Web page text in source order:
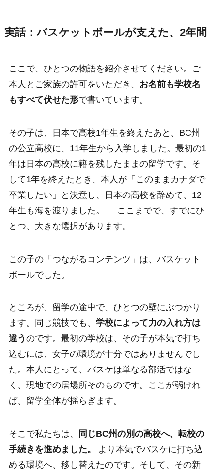
実話：バスケットボールが支えた、2年間
ここで、ひとつの物語を紹介させてください。ご
本人とご家族の許可をいただき、 お名前も学校名
もすべて伏せた形で書いています。
その子は、日本で高校1年生を終えたあと、BC州
の公立高校に、11年生から入学しました。最初の1
年は日本の高校に籍を残したままの留学です。そ
して1年を終えたとき、本人が「このままカナダで
卒業したい」と決意し、日本の高校を辞めて、12
年生も海を渡りました。──ここまでで、すでにひ
とつ、大きな選択があります。
この子の「つながるコンテンツ」は、バスケット
ボールでした。
ところが、留学の途中で、ひとつの壁にぶつかり
ます。同じ競技でも、 学校によって力の入れ方は
違う のです。最初の学校は、その子が本気で打ち
込むには、女子の環境が十分ではありませんでし
た。本人にとって、バスケは単なる部活ではな
く、現地での居場所そのものです。ここが弱けれ
ば、留学全体が揺らぎます。
そこで私たちは、
同じBC州の別の高校へ、転校の
手続きを進めました。
より本気でバスケに打ち込
める環境へ、移し替えたのです。そして、その新